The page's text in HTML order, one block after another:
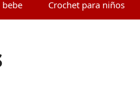
bebe Crochet para niños